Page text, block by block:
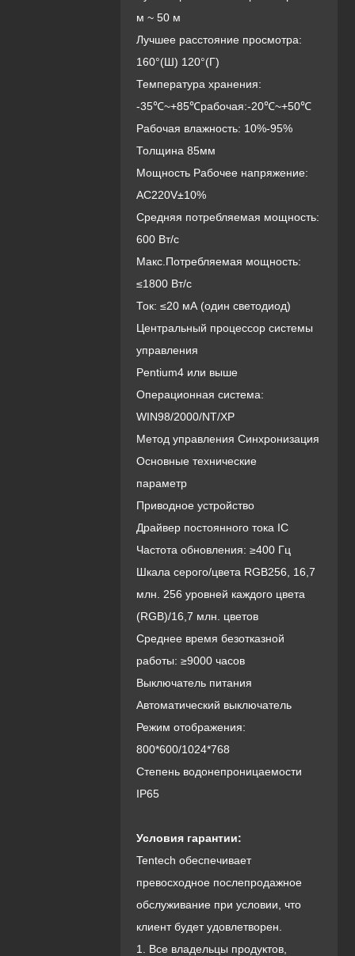
м ~ 50 м
Лучшее расстояние просмотра:
160°(Ш) 120°(Г)
Температура хранения:
-35℃~+85℃рабочая:-20℃~+50℃
Рабочая влажность: 10%-95%
Толщина 85мм
Мощность Рабочее напряжение:
AC220V±10%
Средняя потребляемая мощность:
600 Вт/с
Макс.Потребляемая мощность:
≤1800 Вт/с
Ток: ≤20 мА (один светодиод)
Центральный процессор системы
управления
Pentium4 или выше
Операционная система:
WIN98/2000/NT/XP
Метод управления Синхронизация
Основные технические
параметр
Приводное устройство
Драйвер постоянного тока IC
Частота обновления: ≥400 Гц
Шкала серого/цвета RGB256, 16,7
млн. 256 уровней каждого цвета
(RGB)/16,7 млн. цветов
Среднее время безотказной
работы: ≥9000 часов
Выключатель питания
Автоматический выключатель
Режим отображения:
800*600/1024*768
Степень водонепроницаемости
IP65
Условия гарантии:
Tentech обеспечивает
превосходное послепродажное
обслуживание при условии, что
клиент будет удовлетворен.
1. Все владельцы продуктов,